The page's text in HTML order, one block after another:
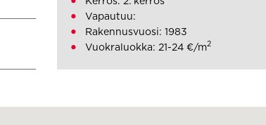
Vapautuu:
Rakennusvuosi: 1983
Vuokraluokka: 21-24 €/m2